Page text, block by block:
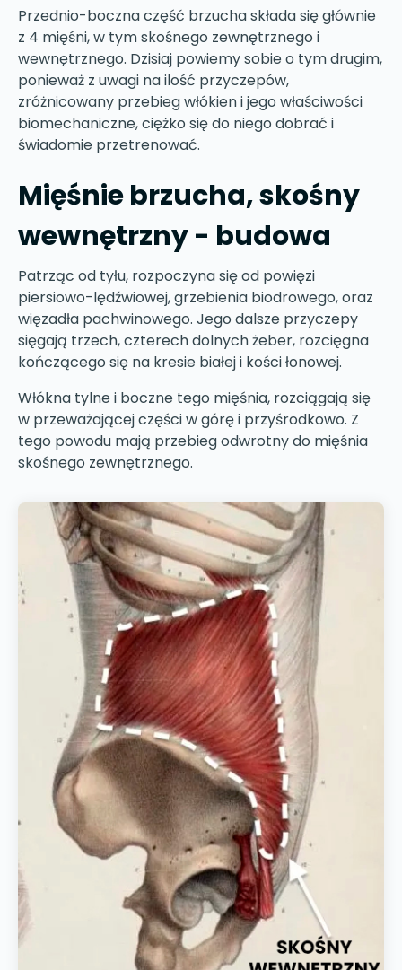
Przednio-boczna część brzucha składa się głównie
z 4 mięśni, w tym skośnego zewnętrznego i
wewnętrznego. Dzisiaj powiemy sobie o tym drugim,
ponieważ z uwagi na ilość przyczepów,
zróżnicowany przebieg włókien i jego właściwości
biomechaniczne, ciężko się do niego dobrać i
świadomie przetrenować.
Mięśnie brzucha, skośny
wewnętrzny - budowa
Patrząc od tyłu, rozpoczyna się od powięzi
piersiowo-lędźwiowej, grzebienia biodrowego, oraz
więzadła pachwinowego. Jego dalsze przyczepy
sięgają trzech, czterech dolnych żeber, rozcięgna
kończącego się na kresie białej i kości łonowej.
Włókna tylne i boczne tego mięśnia, rozciągają się
w przeważającej części w górę i przyśrodkowo. Z
tego powodu mają przebieg odwrotny do mięśnia
skośnego zewnętrznego.